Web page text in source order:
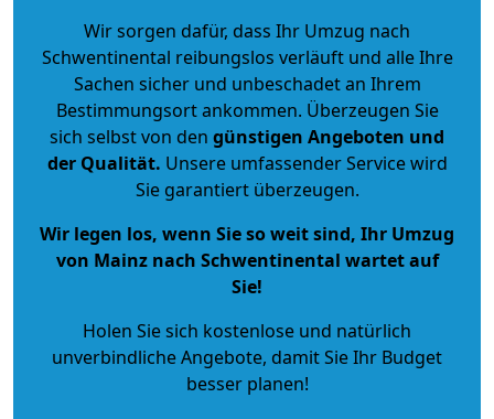
Wir sorgen dafür, dass Ihr Umzug nach
Schwentinental reibungslos verläuft und alle Ihre
Sachen sicher und unbeschadet an Ihrem
Bestimmungsort ankommen. Überzeugen Sie
sich selbst von den günstigen Angeboten und
der Qualität. Unsere umfassender Service wird
Sie garantiert überzeugen.
Wir legen los, wenn Sie so weit sind, Ihr Umzug
von Mainz nach Schwentinental wartet auf
Sie!
Holen Sie sich kostenlose und natürlich
unverbindliche Angebote, damit Sie Ihr Budget
besser planen!